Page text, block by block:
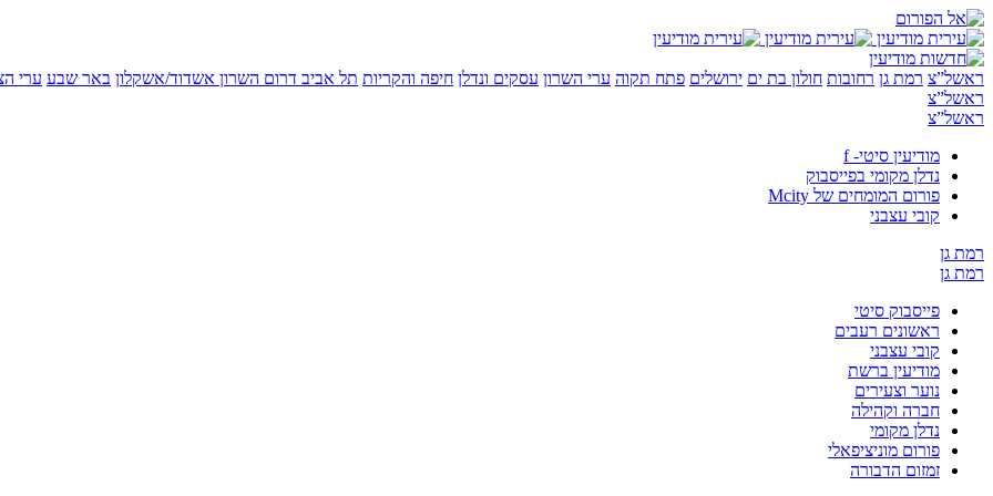
ראשל”צ רמת גן רחובות חולון בת ים ירושלים פתח תקוה ערי השרון עסקים ונדלן חיפה והקריות תל אביב דרום השרון אשדוד/אשקלון באר שבע ערי
ראשל”צ
ראשל”צ
מודיעין סיטי- f
נדלן מקומי בפייסבוק
פורום המומחים של Mcity
קובי עצבני
רמת גן
רמת גן
פייסבוק סיטי
ראשונים רעבים
קובי עצבני
מודיעין ברשת
נוער וצעירים
חברה וקהילה
נדלן מקומי
פורום מוניציפאלי
זמזום הדבורה